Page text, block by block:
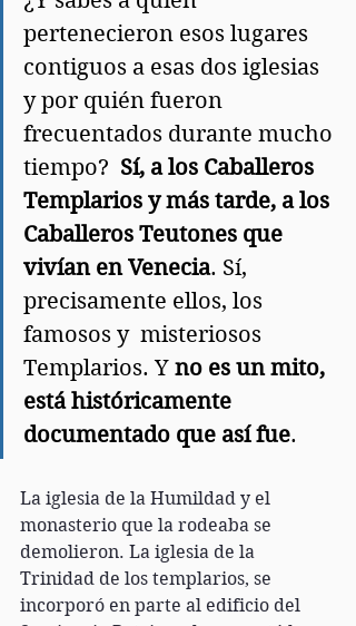
pertenecieron esos lugares
contiguos a esas dos iglesias
y por quién fueron
frecuentados durante mucho
tiempo? Sí, a los Caballeros
Templarios y más tarde, a los
Caballeros Teutones que
vivían en Venecia. Sí,
precisamente ellos, los
famosos y  misteriosos
Templarios. Y no es un mito,
está históricamente
documentado que así fue.
La iglesia de la Humildad y el
monasterio que la rodeaba se
demolieron. La iglesia de la
Trinidad de los templarios, se
incorporó en parte al edificio del